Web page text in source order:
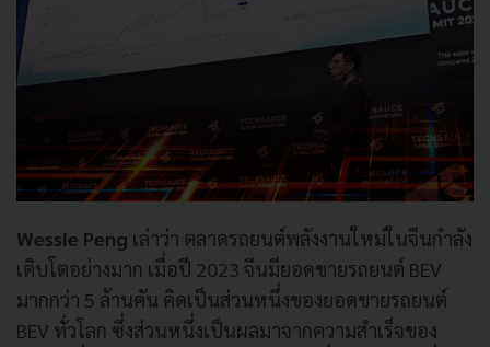
Wessie Peng เล่าว่า ตลาดรถยนต์พลังงานใหม่ในจีนกำลัง
เติบโตอย่างมาก เมื่อปี 2023 จีนมียอดขายรถยนต์ BEV
มากกว่า 5 ล้านคัน คิดเป็นส่วนหนึ่งของยอดขายรถยนต์
BEV ทั่วโลก ซึ่งส่วนหนึ่งเป็นผลมาจากความสำเร็จของ